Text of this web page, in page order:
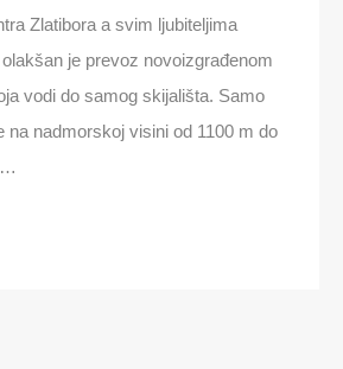
Zlatibora a svim ljubiteljima
je prevoz novoizgrađenom
vodi do samog skijališta. Samo
na nadmorskoj visini od 1100 m do